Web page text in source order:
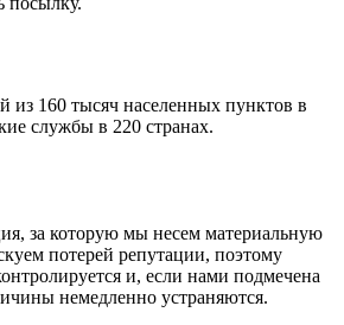
из 160 тысяч населенных пунктов в
службы в 220 странах.
за которую мы несем материальную
потерей репутации, поэтому
и, если нами подмечена
немедленно устраняются.